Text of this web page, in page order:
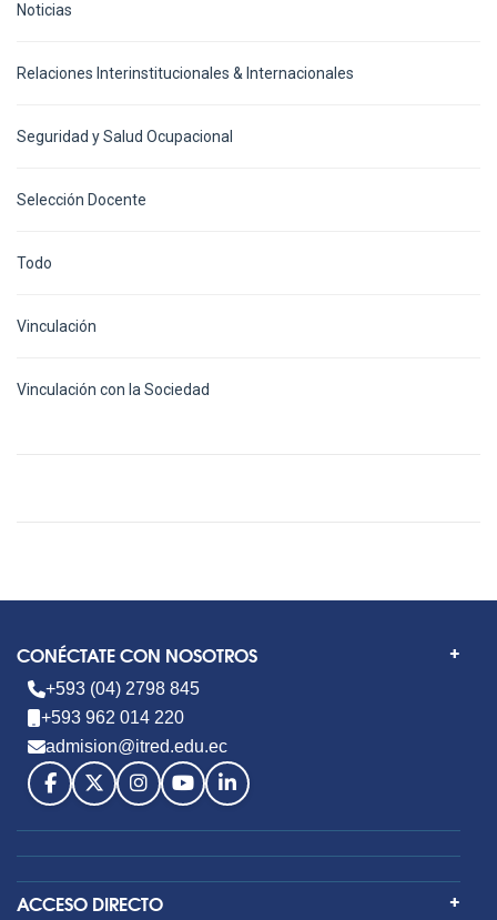
Noticias
Relaciones Interinstitucionales & Internacionales
Seguridad y Salud Ocupacional
Selección Docente
Todo
Vinculación
Vinculación con la Sociedad
CONÉCTATE CON NOSOTROS
+593 (04) 2798 845
+593 962 014 220
admision@itred.edu.ec
ACCESO DIRECTO